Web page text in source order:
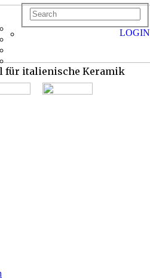
für italienische Keramik
LOGIN